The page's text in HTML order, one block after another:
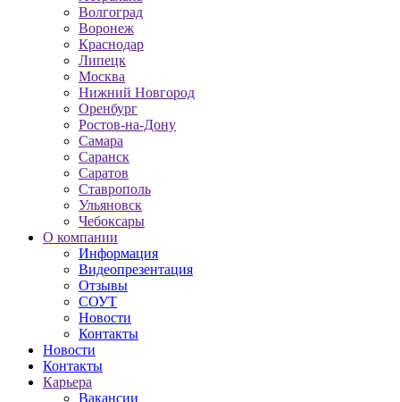
Волгоград
Воронеж
Краснодар
Липецк
Москва
Нижний Новгород
Оренбург
Ростов-на-Дону
Самара
Саранск
Саратов
Ставрополь
Ульяновск
Чебоксары
О компании
Информация
Видеопрезентация
Отзывы
СОУТ
Новости
Контакты
Новости
Контакты
Карьера
Вакансии